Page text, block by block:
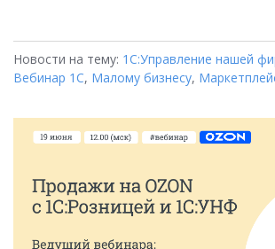
Новости на тему: 1С:Управление нашей
Вебинар 1С, Малому бизнесу,